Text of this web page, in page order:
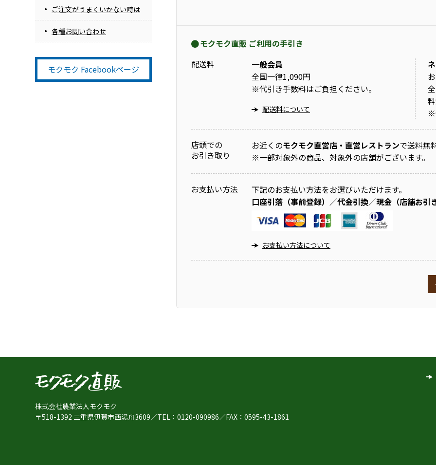
ご注文がうまくいかない時は
各種お問い合わせ
モクモク Facebookページ
モクモク直販 ご利用の手引き
配送料
一般会員
全国一律1,090円
※代引き手数料はご負担ください。
配送料について
※
店頭での
お引き取り
お近くのモクモク直営店・直営レストランで送料無
※一部対象外の商品、対象外の店舗がございます。
お支払い方法
下記のお支払い方法をお選びいただけます。
口座引落（事前登録）／代金引換／現金（店舗お引
お支払い方法について
株式会社農業法人モクモク
〒518-1392 三重県伊賀市西湯舟3609／TEL： 0120-090986／FAX：0595-43-1861